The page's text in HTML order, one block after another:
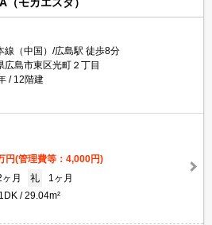
線（中国）/広島駅 徒歩8分
広島市東区光町２丁目
12階建
円(管理費等：4,000円)
ヶ月 礼
1ヶ月
1DK 29.04m²